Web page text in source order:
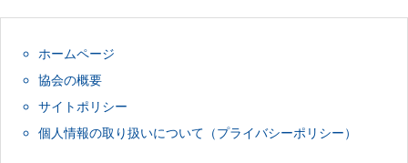
ホームページ
協会の概要
サイトポリシー
個人情報の取り扱いについて（プライバシーポリシー）